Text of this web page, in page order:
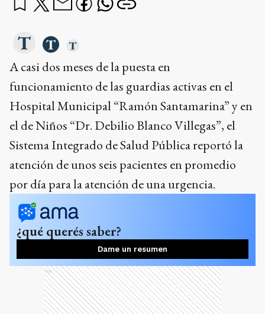
A casi dos meses de la puesta en
funcionamiento de las guardias activas en el
Hospital Municipal “Ramón Santamarina” y en
el de Niños “Dr. Debilio Blanco Villegas”, el
Sistema Integrado de Salud Pública reportó la
atención de unos seis pacientes en promedio
por día para la atención de una urgencia.
¿qué querés saber?
Dame un resumen
Ads